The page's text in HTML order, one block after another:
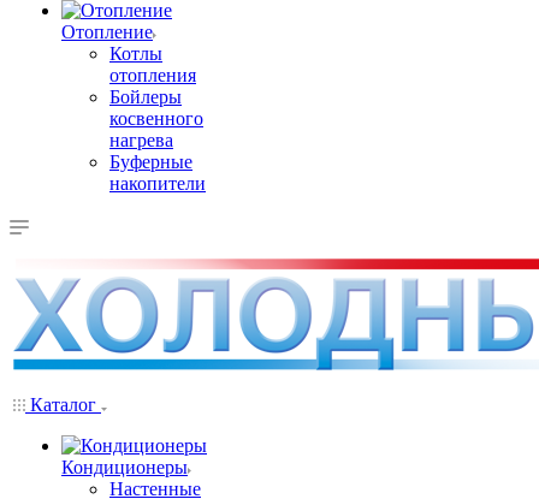
Отопление
Котлы
отопления
Бойлеры
косвенного
нагрева
Буферные
накопители
Каталог
Кондиционеры
Настенные